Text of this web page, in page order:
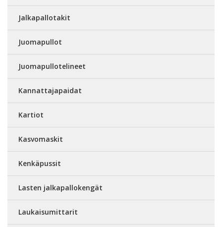
Jalkapallotakit
Juomapullot
Juomapullotelineet
Kannattajapaidat
Kartiot
Kasvomaskit
Kenkäpussit
Lasten jalkapallokengät
Laukaisumittarit